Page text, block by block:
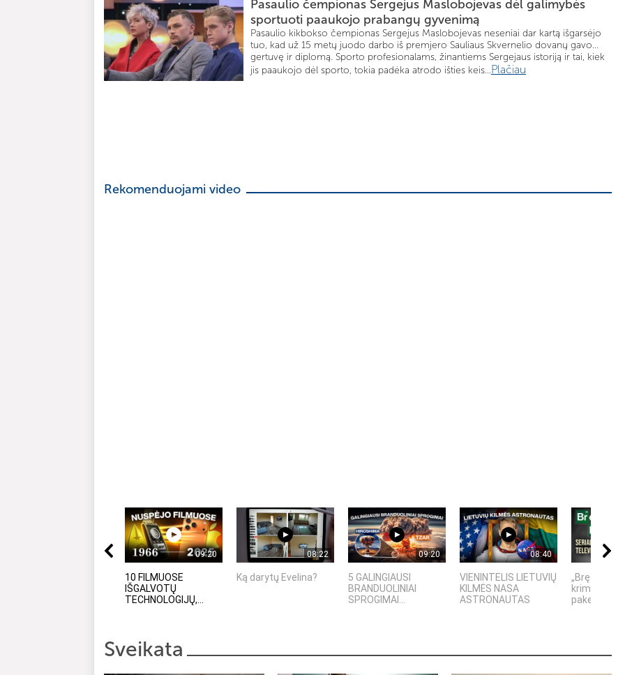
Pasaulio čempionas Sergejus Maslobojevas dėl galimybės
sportuoti paaukojo prabangų gyvenimą
Pasaulio kikbokso čempionas Sergejus Maslobojevas neseniai dar kartą išgarsėjo
tuo, kad už 15 metų juodo darbo iš premjero Sauliaus Skvernelio dovanų gavo...
gertuvę ir diplomą. Sporto profesionalams, žinantiems Sergejaus istoriją ir tai, kiek
jis paaukojo dėl sporto, tokia padėka atrodo išties keis...Plačiau
Rekomenduojami video
09:20
10 FILMUOSE
IŠGALVOTŲ
TECHNOLOGIJŲ,...
08:22
Ką darytų Evelina?
09:20
5 GALINGIAUSI
BRANDUOLINIAI
SPROGIMAI...
08:40
VIENINTELIS LIETUVIŲ
KILMĖS NASA
ASTRONAUTAS
„Bręstantis
kriminalinis
pakeitęs
Sveikata